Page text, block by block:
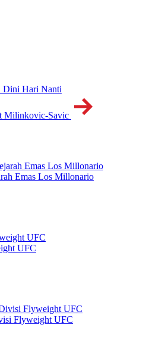
Dini Hari Nanti
Milinkovic-Savic
Emas Los Millonario
UFC
Flyweight UFC